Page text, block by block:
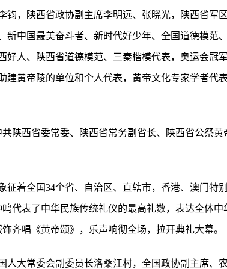
钧，陕西省政协副主席李明远、张晓光，陕西省军
新中国最美奋斗者、新时代好少年、全国道德模范
好人、陕西省道德模范、三秦楷模代表，奥运会冠
建黄帝陵的单位和个人代表，黄帝文化专家学者代
陕西省委常委、陕西省常务副省长、陕西省公祭
征着全国34个省、自治区、直辖市，香港、澳门特
代表了中华民族传统礼仪的最高礼数，表达全体
齐唱《黄帝颂》，乐声响彻全场，拉开典礼大幕。
人大常委会副委员长洛桑江村，全国政协副主席、